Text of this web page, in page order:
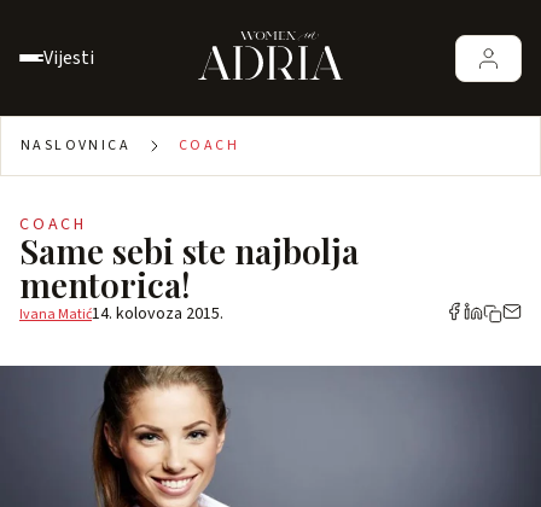
Vijesti
NASLOVNICA COACH
COACH
Same sebi ste najbolja
mentorica!
Ivana Matić14. kolovoza 2015.